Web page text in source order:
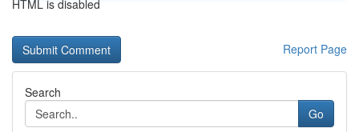
HTML is disabled
Report Page
Search
Go